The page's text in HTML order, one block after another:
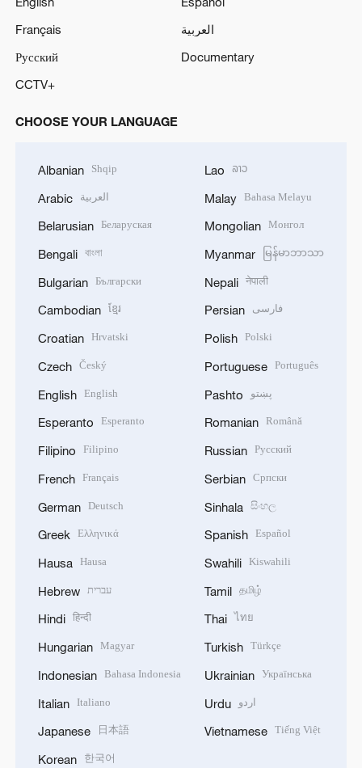
Français
العربية
Русский
Documentary
CCTV+
CHOOSE YOUR LANGUAGE
Albanian Shqip
Arabic العربية
Belarusian Беларуская
Bengali বাংলা
Bulgarian Български
Cambodian ខ្មែរ
Croatian Hrvatski
Czech Český
English English
Esperanto Esperanto
Filipino Filipino
French Français
German Deutsch
Greek Ελληνικά
Hausa Hausa
Hebrew עברית
Hindi हिन्दी
Hungarian Magyar
Indonesian Bahasa Indonesia
Italian Italiano
Japanese 日本語
Korean 한국어
Lao ລາວ
Malay Bahasa Melayu
Mongolian Монгол
Myanmar မြန်မာဘာသာ
Nepali नेपाली
Persian فارسی
Polish Polski
Portuguese Português
Pashto پښتو
Romanian Română
Russian Русский
Serbian Српски
Sinhala සිංහල
Spanish Español
Swahili Kiswahili
Tamil தமிழ்
Thai ไทย
Turkish Türkçe
Ukrainian Українська
Urdu اردو
Vietnamese Tiếng Việt